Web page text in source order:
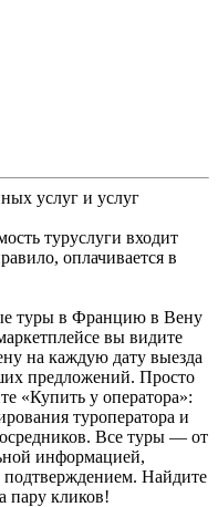
услуг и услуг
туруслуги входит
оплачивается в
туры в Францию в Вену
вы видите
на каждую дату выезда
предложений. Просто
«Купить у оператора»:
туроператора и
Все туры — от
информацией,
Найдите
пару кликов!